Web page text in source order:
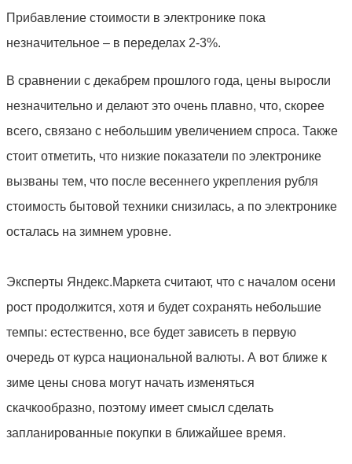
Прибавление стоимости в электронике пока
незначительное – в переделах 2-3%.
В сравнении с декабрем прошлого года, цены выросли
незначительно и делают это очень плавно, что, скорее
всего, связано с небольшим увеличением спроса. Также
стоит отметить, что низкие показатели по электронике
вызваны тем, что после весеннего укрепления рубля
стоимость бытовой техники снизилась, а по электронике
осталась на зимнем уровне.
Эксперты Яндекс.Маркета считают, что с началом осени
рост продолжится, хотя и будет сохранять небольшие
темпы: естественно, все будет зависеть в первую
очередь от курса национальной валюты. А вот ближе к
зиме цены снова могут начать изменяться
скачкообразно, поэтому имеет смысл сделать
запланированные покупки в ближайшее время.